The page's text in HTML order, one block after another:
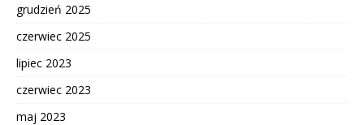
grudzień 2025
czerwiec 2025
lipiec 2023
czerwiec 2023
maj 2023